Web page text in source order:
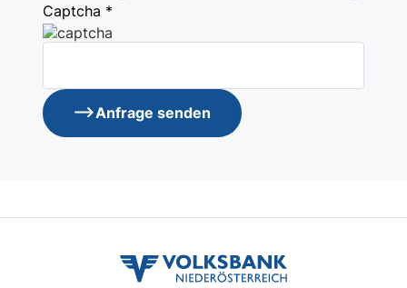
Captcha *
Anfrage senden
volksbank
noe